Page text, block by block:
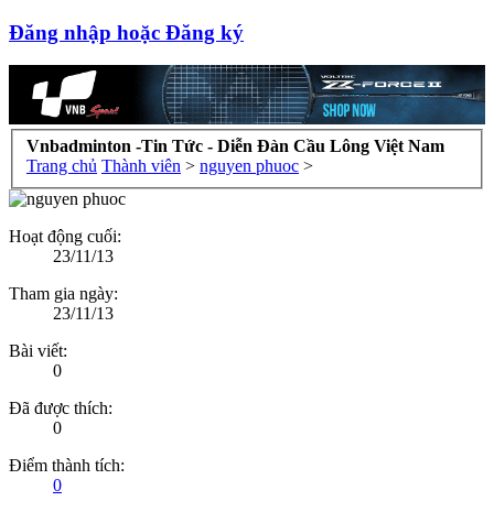
Đăng nhập hoặc Đăng ký
Vnbadminton -Tin Tức - Diễn Đàn Cầu Lông Việt Nam
Trang chủ Thành viên > nguyen phuoc >
Hoạt động cuối:
23/11/13
Tham gia ngày:
23/11/13
Bài viết:
0
Đã được thích:
0
Điểm thành tích:
0